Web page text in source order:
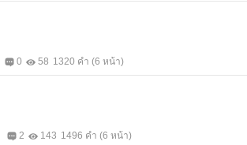
0 58 1320 คำ (6 หน้า)
2 143 1496 คำ (6 หน้า)